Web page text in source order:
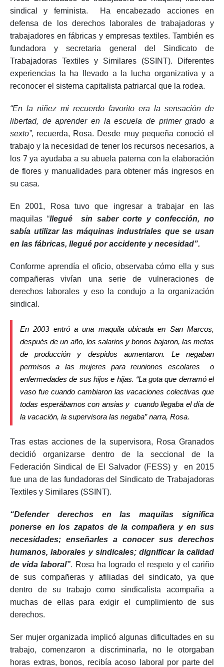
sindical y feminista. Ha encabezado acciones en
defensa de los derechos laborales de trabajadoras y
trabajadores en fábricas y empresas textiles. También es
fundadora y secretaria general del Sindicato de
Trabajadoras Textiles y Similares (SSINT). Diferentes
experiencias la ha llevado a la lucha organizativa y a
reconocer el sistema capitalista patriarcal que la rodea.
“En la niñez mi recuerdo favorito era la sensación de
libertad, de aprender en la escuela de primer grado a
sexto”, recuerda, Rosa. Desde muy pequeña conoció el
trabajo y la necesidad de tener los recursos necesarios, a
los 7 ya ayudaba a su abuela paterna con la elaboración
de flores y manualidades para obtener más ingresos en
su casa.
En 2001, Rosa tuvo que ingresar a trabajar en las
maquilas “llegué sin saber corte y confección, no
sabía utilizar las máquinas industriales que se usan
en las fábricas, llegué por accidente y necesidad”.
Conforme aprendía el oficio, observaba cómo ella y sus
compañeras vivían una serie de vulneraciones de
derechos laborales y eso la condujo a la organización
sindical.
En 2003 entró a una maquila ubicada en San Marcos,
después de un año, los salarios y bonos bajaron, las metas
de producción y despidos aumentaron. Le negaban
permisos a las mujeres para reuniones escolares o
enfermedades de sus hijos e hijas. “La gota que derramó el
vaso fue cuando cambiaron las vacaciones colectivas que
todas esperábamos con ansias y cuando llegaba el día de
la vacación, la supervisora las negaba”narra, Rosa.
Tras estas acciones de la supervisora, Rosa Granados
decidió organizarse dentro de la seccional de la
Federación Sindical de El Salvador (FESS) y en 2015
fue una de las fundadoras del Sindicato de Trabajadoras
Textiles y Similares (SSINT).
“Defender derechos en las maquilas significa
ponerse en los zapatos de la compañera y en sus
necesidades; enseñarles a conocer sus derechos
humanos, laborales y sindicales; dignificar la calidad
de vida laboral”. Rosa ha logrado el respeto y el cariño
de sus compañeras y afiliadas del sindicato, ya que
dentro de su trabajo como sindicalista acompaña a
muchas de ellas para exigir el cumplimiento de sus
derechos.
Ser mujer organizada implicó algunas dificultades en su
trabajo, comenzaron a discriminarla, no le otorgaban
horas extras, bonos, recibía acoso laboral por parte del